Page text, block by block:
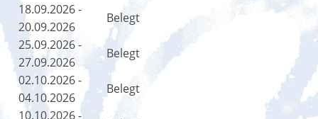
18.09.2026 -
20.09.2026
Belegt
25.09.2026 -
27.09.2026
Belegt
02.10.2026 -
04.10.2026
Belegt
10.10.2026 -